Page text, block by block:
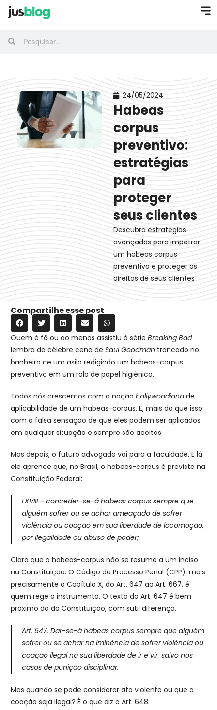
24/05/2024
Habeas
corpus
preventivo:
estratégias
para
proteger
seus clientes
Descubra estratégias
avançadas para impetrar
um habeas corpus
preventivo e proteger os
direitos de seus clientes
Compartilhe esse post
Quem é fã ou ao menos assistiu à sérieBreaking Bad
lembra da célebre cena deSaul Goodman trancado no
banheiro de um asilo redigindo um habeas-corpus
preventivo em um rolo de papel higiênico.
Todos nós crescemos com a noçãohollywoodiana de
aplicabilidade de um habeas-corpus. E, mais do que isso:
com a falsa sensação de que eles podem ser aplicados
em qualquer situação e sempre são aceitos.
Mas depois, o futuro advogado vai para a faculdade. E lá
ele aprende que, no Brasil, o habeas-corpus é previsto na
Constituição Federal:
LXVIII – conceder-se-á habeas corpus sempre que
alguém sofrer ou se achar ameaçado de sofrer
violência ou coação em sua liberdade de locomoção,
por ilegalidade ou abuso de poder;
Claro que o habeas-corpus não se resume a um inciso
na Constituição. O Código de Processo Penal (CPP), mais
precisamente o Capítulo X, do Art. 647 ao Art. 667, é
quem rege o instrumento. O texto do Art. 647 é bem
próximo do da Constituição, com sutil diferença.
Art. 647. Dar-se-á habeas corpus sempre que alguém
sofrer ou se achar na iminência de sofrer violência ou
coação ilegal na sua liberdade de ir e vir, salvo nos
casos de punição disciplinar.
Mas quando se pode considerar ato violento ou que a
coação seja ilegal? É o que diz o Art. 648: